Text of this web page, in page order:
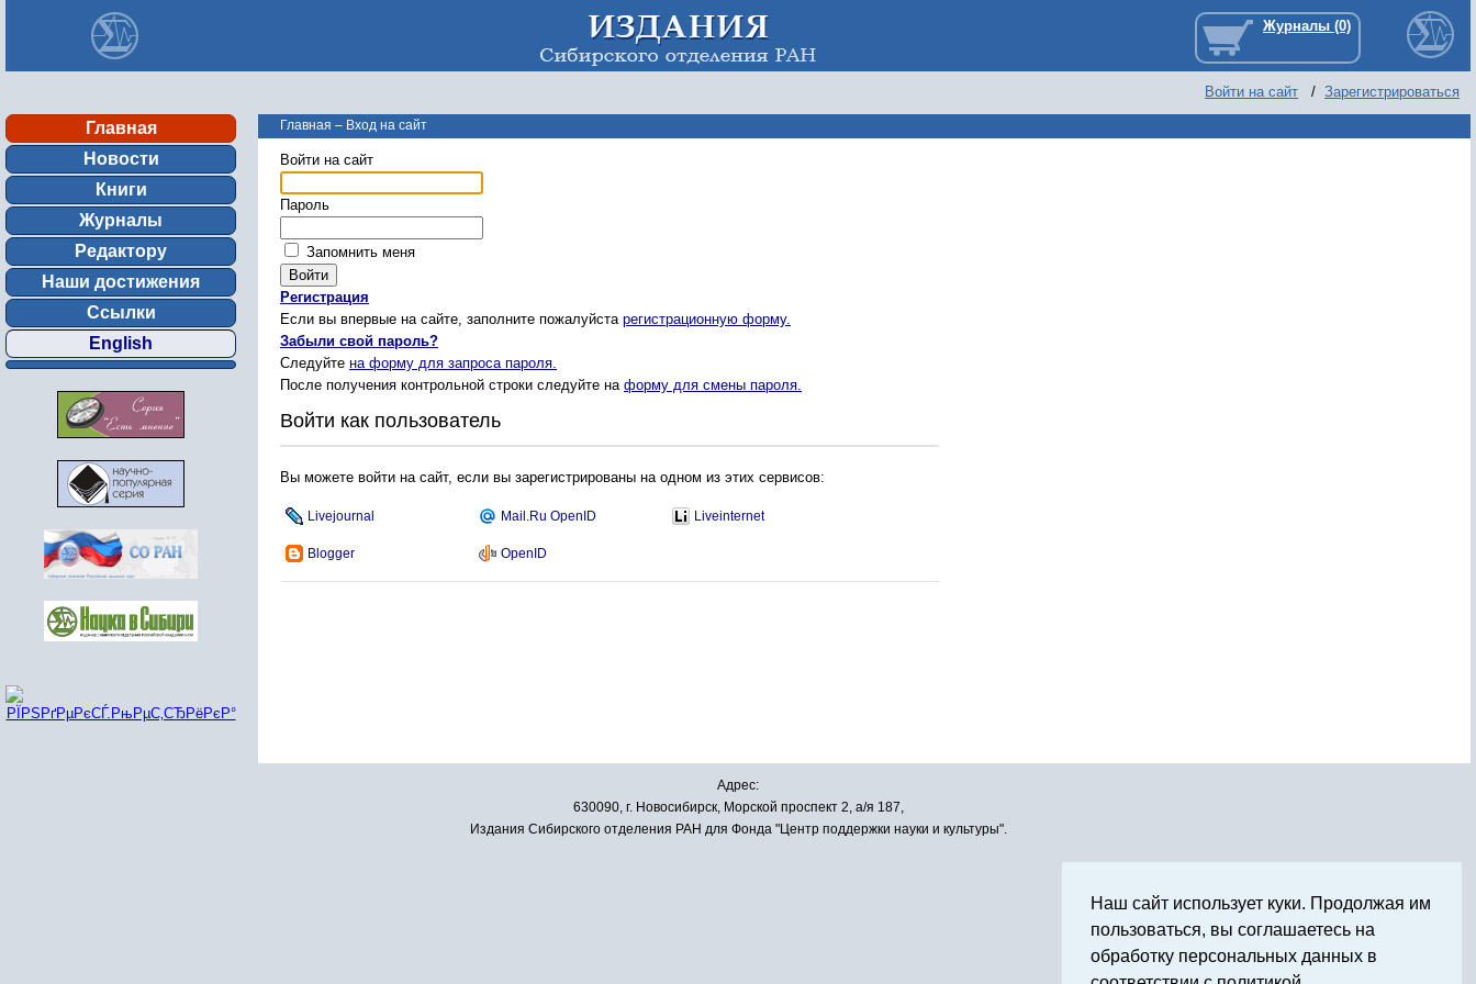
Войти на сайт / Зарегистрироваться
Главная
Новости
Книги
Журналы
Редактору
Наши достижения
Ссылки
English
Главная – Вход на сайт
Войти на сайт
Пароль
Запомнить меня
Регистрация
Если вы впервые на сайте, заполните пожалуйста регистрационную форму.
Забыли свой пароль?
Следуйте на форму для запроса пароля.
После получения контрольной строки следуйте на форму для смены пароля.
Войти как пользователь
Вы можете войти на сайт, если вы зарегистрированы на одном из этих сервисов:
Livejournal Mail.Ru OpenID Liveinternet
Blogger OpenID
Адрес:
630090, г. Новосибирск, Морской проспект 2, а/я 187,
Издания Сибирского отделения РАН для Фонда "Центр поддержки науки и культуры".
Наш сайт использует куки. Продолжая им
пользоваться, вы соглашаетесь на
обработку персональных данных в